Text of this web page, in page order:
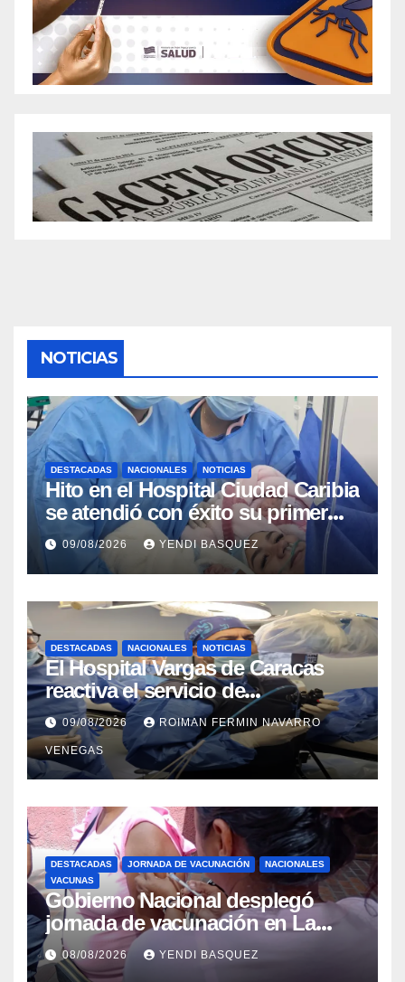
NOTICIAS
DESTACADAS NACIONALES NOTICIAS
Hito en el Hospital Ciudad Caribia
se atendió con éxito su primer
parto gemelar
09/08/2026 YENDI BASQUEZ
DESTACADAS NACIONALES NOTICIAS
El Hospital Vargas de Caracas
reactiva el servicio de
Colangiopancreatografía
Retrógrada Endoscópica para
beneficiar a cientos de pacientes
09/08/2026 ROIMAN FERMIN NAVARRO
VENEGAS
DESTACADAS JORNADA DE VACUNACIÓN
NACIONALES
VACUNAS
Gobierno Nacional desplegó
jornada de vacunación en La
Guaira para garantizar protección
epidemiológica
08/08/2026 YENDI BASQUEZ